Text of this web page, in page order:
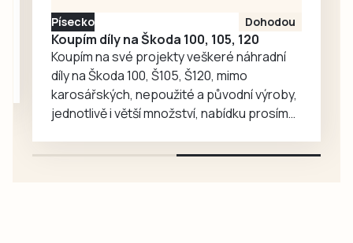
Písecko Dohodou
Koupím díly na Škoda 100, 105, 120
Koupím na své projekty veškeré náhradní
díly na Škoda 100, Š105, Š120, mimo
karosářských, nepoužité a původní výroby,
jednotlivě i větší množství, nabídku prosím